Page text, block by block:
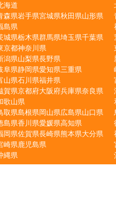
海道
森県岩手県宮城県秋田県山形県
島県
城県栃木県群馬県埼玉県千葉県
京都神奈川県
潟県山梨県長野県
阜県静岡県愛知県三重県
山県石川県福井県
賀県京都府大阪府兵庫県奈良県
歌山県
取県島根県岡山県広島県山口県
島県香川県愛媛県高知県
岡県佐賀県長崎県熊本県大分県
崎県鹿児島県
縄県